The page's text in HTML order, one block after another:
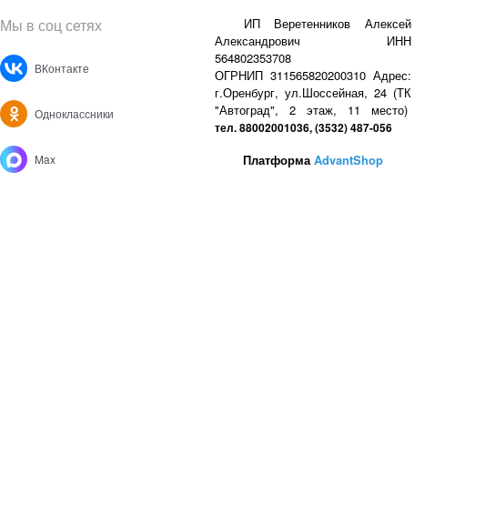
Мы в соц сетях
ВКонтакте
Одноклассники
Max
ИП Веретенников Алексей
Александрович ИНН
564802353708
ОГРНИП 311565820200310 Адрес:
г.Оренбург, ул.Шоссейная, 24 (ТК
"Автоград", 2 этаж, 11 место)
тел. 88002001036, (3532) 487-056
ПлатформаAdvantShop